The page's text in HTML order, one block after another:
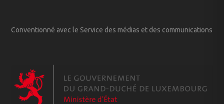
Conventionné avec le Service des médias et des communications